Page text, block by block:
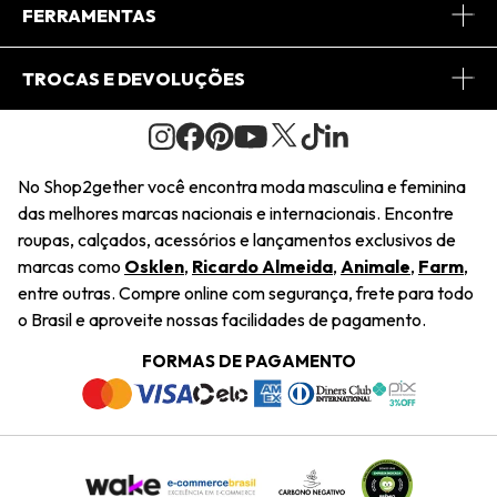
Journal
Saiu na Mídia
Sustentabilidade
Navegando
Termos e Condições
Trabalhe Conosco
Central de Relacionamento
Regulamento e Promoções
FERRAMENTAS
Minha Conta
Pedido de Presente
Wishlist
TROCAS E DEVOLUÇÕES
Condições Gerais
Troca Fácil
Restituição de Pagamento
Dúvidas Frequentes
Termos e Condições
Política de Privacidade
No Shop2gether você encontra moda masculina e feminina
das melhores marcas nacionais e internacionais. Encontre
roupas, calçados, acessórios e lançamentos exclusivos de
marcas como Osklen, Ricardo Almeida, Animale, Farm,
entre outras. Compre online com segurança, frete para todo
o Brasil e aproveite nossas facilidades de pagamento.
FORMAS DE PAGAMENTO